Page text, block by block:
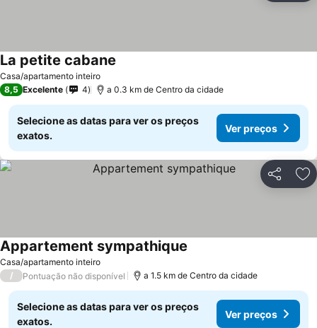
Casa/apartamento inteiro
La petite cabane
8,5 Excelente 4 a 0.3 km de Centro da cidade
Selecione as datas para ver os preços
exatos.
Ver preços
Partilhar
Casa/apartamento inteiro
Appartement sympathique
/ Pontuação não disponível a 1.5 km de Centro da cidade
Selecione as datas para ver os preços
exatos.
Ver preços